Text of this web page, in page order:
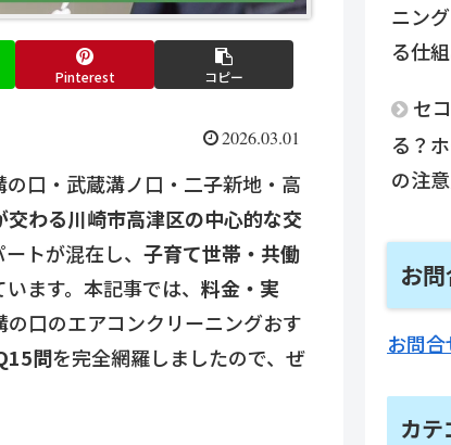
Pinterest コピー
2026.03.01
の口・武蔵溝ノ口・二子新地・高
わる川崎市高津区の中心的な交
トが混在し、 子育て世帯・共働
ます。本記事では、 料金・実
の口のエアコンクリーニングおす
問を完全網羅しましたので、ぜ
ニン
る仕
セ
る？
の注
お
お問合
カテ